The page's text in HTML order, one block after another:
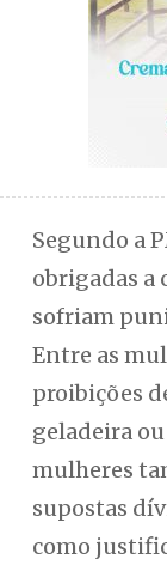
Segundo a
obrigadas a
sofriam
Entre as
proibições
geladeira
mulheres
supostas
como